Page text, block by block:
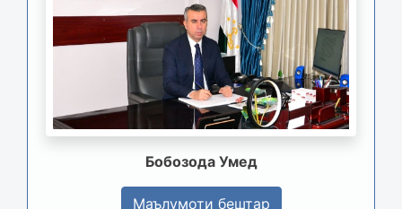
Бобозода Умед
Маълумоти бештар